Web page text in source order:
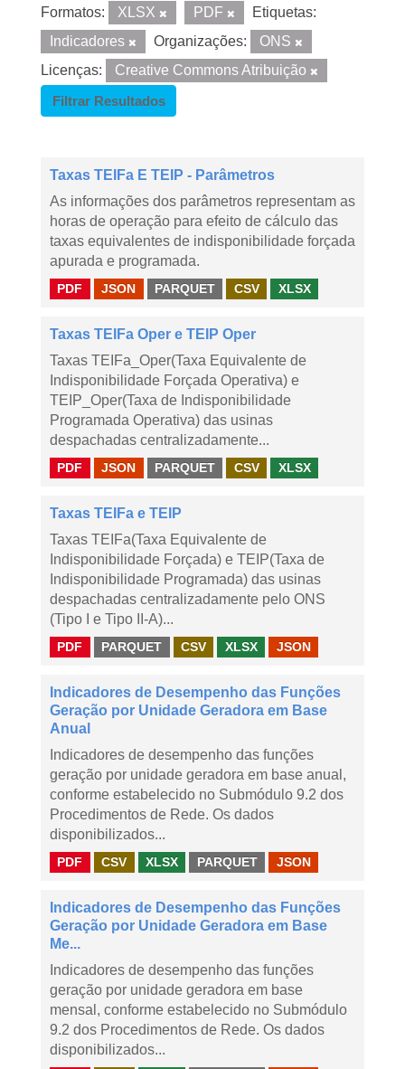
Formatos: XLSX PDF
Etiquetas:
Indicadores
Organizações:
ONS
Licenças:
Creative Commons Atribuição
Filtrar Resultados
Taxas TEIFa E TEIP - Parâmetros
As informações dos parâmetros representam as
horas de operação para efeito de cálculo das
taxas equivalentes de indisponibilidade forçada
apurada e programada.
PDF JSON PARQUET CSV XLSX
Taxas TEIFa Oper e TEIP Oper
Taxas TEIFa_Oper(Taxa Equivalente de
Indisponibilidade Forçada Operativa) e
TEIP_Oper(Taxa de Indisponibilidade
Programada Operativa) das usinas
despachadas centralizadamente...
PDF JSON PARQUET CSV XLSX
Taxas TEIFa e TEIP
Taxas TEIFa(Taxa Equivalente de
Indisponibilidade Forçada) e TEIP(Taxa de
Indisponibilidade Programada) das usinas
despachadas centralizadamente pelo ONS
(Tipo I e Tipo II-A)...
PDF PARQUET CSV XLSX JSON
Indicadores de Desempenho das Funções
Geração por Unidade Geradora em Base
Anual
Indicadores de desempenho das funções
geração por unidade geradora em base anual,
conforme estabelecido no Submódulo 9.2 dos
Procedimentos de Rede. Os dados
disponibilizados...
PDF CSV XLSX PARQUET JSON
Indicadores de Desempenho das Funções
Geração por Unidade Geradora em Base
Me...
Indicadores de desempenho das funções
geração por unidade geradora em base
mensal, conforme estabelecido no Submódulo
9.2 dos Procedimentos de Rede. Os dados
disponibilizados...